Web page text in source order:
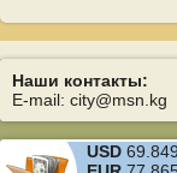
Наши контакты:
E-mail: city@msn.kg
USD